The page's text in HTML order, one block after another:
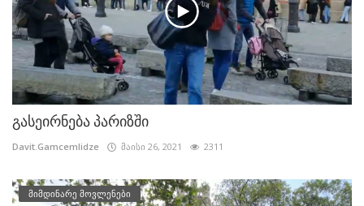
გასეირნება პარიზში
Davit.Gamcemlidze მაისი 26, 2021 2311
მიმდინარე მოვლენები